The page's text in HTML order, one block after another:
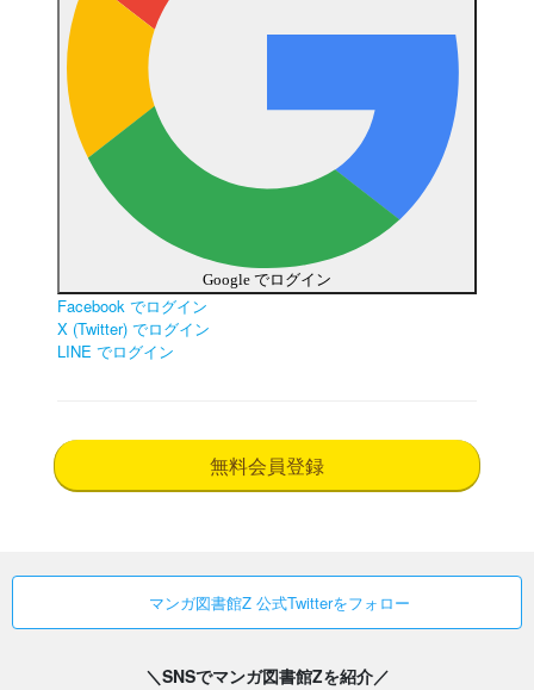
Google でログイン
Facebook でログイン
X (Twitter) でログイン
LINE でログイン
無料会員登録
マンガ図書館Z 公式Twitterをフォロー
＼SNSでマンガ図書館Zを紹介／